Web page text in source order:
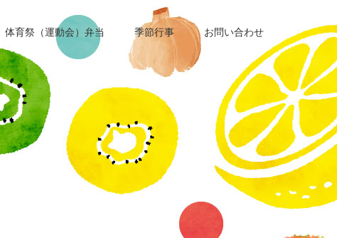
体育祭（運動会）弁当 季節行事 お問い合わせ